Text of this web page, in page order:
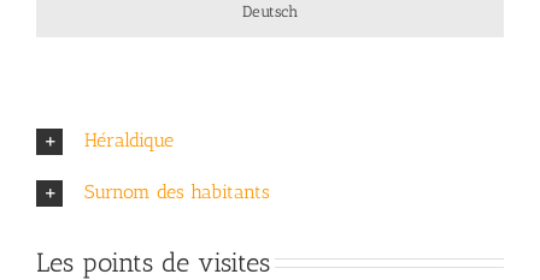
Deutsch
Héraldique
Surnom des habitants
Les points de visites